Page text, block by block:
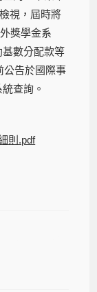
視，屆時將
獎學金系
數分配款等
公告於國際事
查詢。
則.pdf